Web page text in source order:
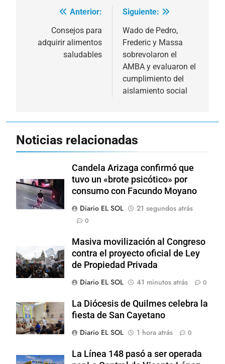
Navegación
entradas
Anterior:
Consejos para
adquirir alimentos
saludables
Siguiente:
Wado de Pedro,
Frederic y Massa
sobrevolaron el
AMBA y evaluaron el
cumplimiento del
aislamiento social
Noticias relacionadas
Candela Arizaga confirmó que
tuvo un «brote psicótico» por
consumo con Facundo Moyano
Diario EL SOL
21 segundos atrás
0
Masiva movilización al Congreso
contra el proyecto oficial de Ley
de Propiedad Privada
Diario EL SOL
41 minutos atrás 0
La Diócesis de Quilmes celebra la
fiesta de San Cayetano
Diario EL SOL
1 hora atrás 0
La Línea 148 pasó a ser operada